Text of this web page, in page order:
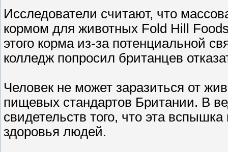
Исследователи считают, что
кормом для животных Fold Hill
этого корма из-за потенциальной
колледж попросил британцев
Человек не может заразиться от
пищевых стандартов Британии. В
свидетельств того, что эта
здоровья людей.